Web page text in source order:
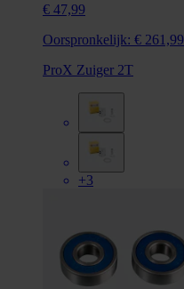
€ 47,99
Oorspronkelijk: € 261,99
ProX Zuiger 2T
+3